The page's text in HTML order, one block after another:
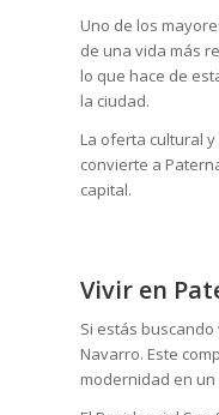
Uno de los
de una vida más
lo que hace de
la ciudad.
La oferta cultural
convierte a
capital.
Vivir en
Si estás
Navarro. Este
modernidad en